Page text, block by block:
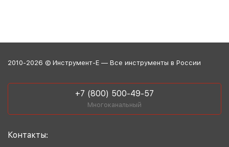
2010-2026 © Инструмент-Е — Все инструменты в России
+7 (800) 500-49-57
Многоканальный
Контакты: